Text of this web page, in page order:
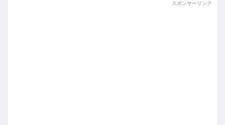
スポンサーリンク